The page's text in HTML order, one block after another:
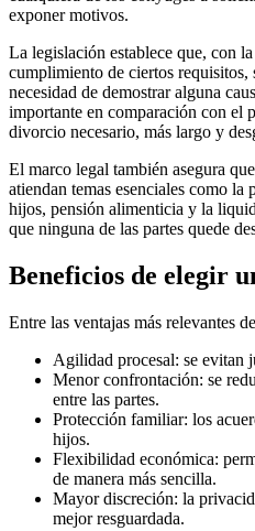
exponer motivos.
La legislación establece que, con
cumplimiento de ciertos
necesidad de demostrar alguna
importante en comparación con el
divorcio necesario, más largo y
El marco legal también asegura
atiendan temas esenciales como la
hijos, pensión alimenticia y la
que ninguna de las partes quede
Beneficios de elegir
Entre las ventajas más relevantes
Agilidad procesal: se evitan
Menor confrontación: se
entre las partes.
Protección familiar: los
hijos.
Flexibilidad económica:
de manera más sencilla.
Mayor discreción: la
mejor resguardada.